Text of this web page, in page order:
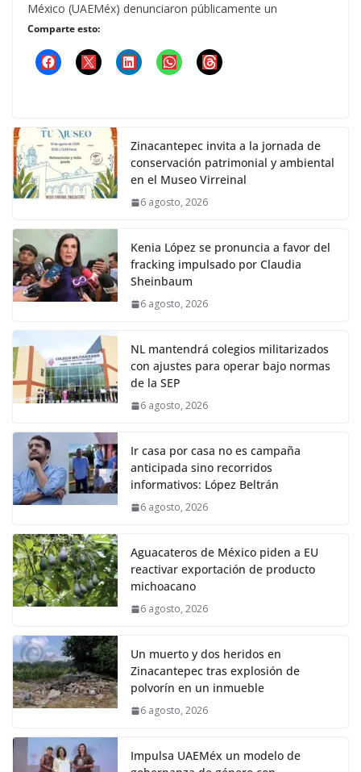
México (UAEMéx) denunciaron públicamente un
Comparte esto:
Zinacantepec invita a la jornada de
conservación patrimonial y ambiental
en el Museo Virreinal
6 agosto, 2026
Kenia López se pronuncia a favor del
fracking impulsado por Claudia
Sheinbaum
6 agosto, 2026
NL mantendrá colegios militarizados
con ajustes para operar bajo normas
de la SEP
6 agosto, 2026
Ir casa por casa no es campaña
anticipada sino recorridos
informativos: López Beltrán
6 agosto, 2026
Aguacateros de México piden a EU
reactivar exportación de producto
michoacano
6 agosto, 2026
Un muerto y dos heridos en
Zinacantepec tras explosión de
polvorín en un inmueble
6 agosto, 2026
Impulsa UAEMéx un modelo de